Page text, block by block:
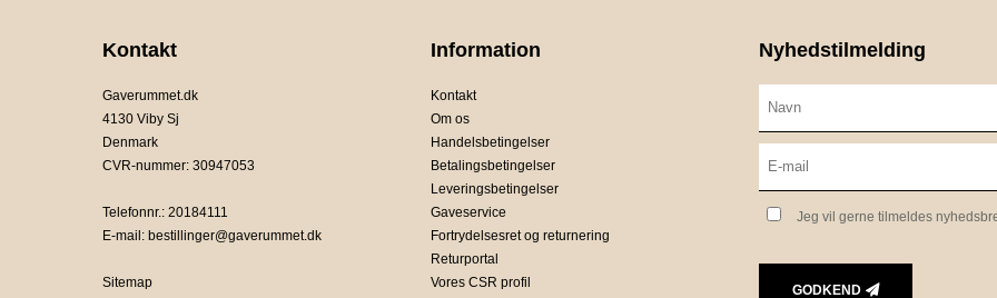
Kontakt
Gaverummet.dk
4130 Viby Sj
Denmark
CVR-nummer: 30947053
Telefonnr. : 20184111
E-mail: bestillinger@gaverummet.dk
Sitemap
Information
Kontakt
Om os
Handelsbetingelser
Betalingsbetingelser
Leveringsbetingelser
Gaveservice
Fortrydelsesret og returnering
Returportal
Vores CSR profil
Nyhedstilmelding
Jeg vil gerne tilmeldes
GODKEND